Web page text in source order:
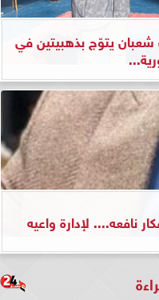
يتوّج بذهبيتين في
نافعه.... لإدارة واعيه